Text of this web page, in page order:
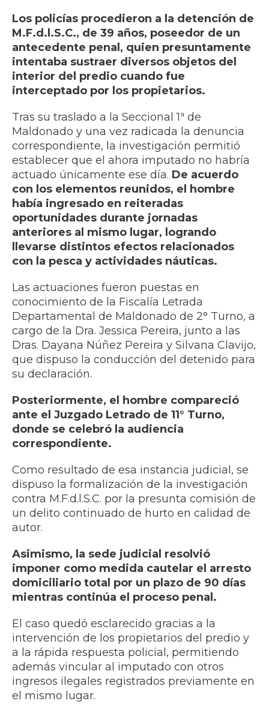
Los policías procedieron a la detención de
M.F.d.l.S.C., de 39 años, poseedor de un
antecedente penal, quien presuntamente
intentaba sustraer diversos objetos del
interior del predio cuando fue
interceptado por los propietarios.
Tras su traslado a la Seccional 1ª de
Maldonado y una vez radicada la denuncia
correspondiente, la investigación permitió
establecer que el ahora imputado no habría
actuado únicamente ese día. De acuerdo
con los elementos reunidos, el hombre
había ingresado en reiteradas
oportunidades durante jornadas
anteriores al mismo lugar, logrando
llevarse distintos efectos relacionados
con la pesca y actividades náuticas.
Las actuaciones fueron puestas en
conocimiento de la Fiscalía Letrada
Departamental de Maldonado de 2° Turno, a
cargo de la Dra. Jessica Pereira, junto a las
Dras. Dayana Núñez Pereira y Silvana Clavijo,
que dispuso la conducción del detenido para
su declaración.
Posteriormente, el hombre compareció
ante el Juzgado Letrado de 11° Turno,
donde se celebró la audiencia
correspondiente.
Como resultado de esa instancia judicial, se
dispuso la formalización de la investigación
contra M.F.d.l.S.C. por la presunta comisión de
un delito continuado de hurto en calidad de
autor.
Asimismo, la sede judicial resolvió
imponer como medida cautelar el arresto
domiciliario total por un plazo de 90 días
mientras continúa el proceso penal.
El caso quedó esclarecido gracias a la
intervención de los propietarios del predio y
a la rápida respuesta policial, permitiendo
además vincular al imputado con otros
ingresos ilegales registrados previamente en
el mismo lugar.